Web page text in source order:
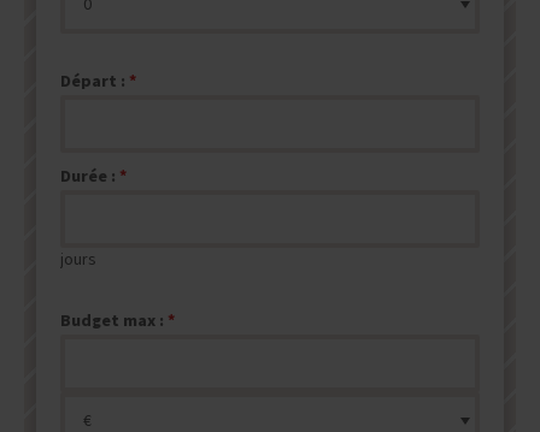
Départ :
Durée :
jours
Budget max :